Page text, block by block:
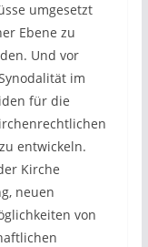
umgesetzt
Ebene zu
Und vor
im
für die
entwickeln.
Kirche
neuen
von